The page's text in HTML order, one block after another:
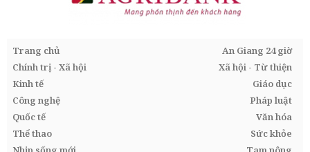
Trang chủ
An Giang 24 giờ
Chính trị - Xã hội
Xã hội - Từ thiện
Kinh tế
Giáo dục
Công nghệ
Pháp luật
Quốc tế
Văn hóa
Thể thao
Sức khỏe